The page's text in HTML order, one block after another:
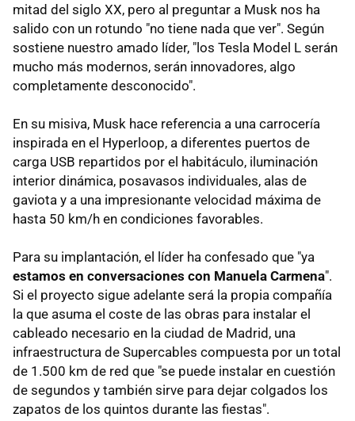
mitad del siglo XX, pero al preguntar a Musk nos ha
salido con un rotundo "no tiene nada que ver". Según
sostiene nuestro amado líder, "los Tesla Model L serán
mucho más modernos, serán innovadores, algo
completamente desconocido".
En su misiva, Musk hace referencia a una carrocería
inspirada en el Hyperloop, a diferentes puertos de
carga USB repartidos por el habitáculo, iluminación
interior dinámica, posavasos individuales, alas de
gaviota y a una impresionante velocidad máxima de
hasta 50 km/h en condiciones favorables.
Para su implantación, el líder ha confesado que "ya
estamos en conversaciones con Manuela Carmena".
Si el proyecto sigue adelante será la propia compañía
la que asuma el coste de las obras para instalar el
cableado necesario en la ciudad de Madrid, una
infraestructura de Supercables compuesta por un total
de 1.500 km de red que "se puede instalar en cuestión
de segundos y también sirve para dejar colgados los
zapatos de los quintos durante las fiestas".